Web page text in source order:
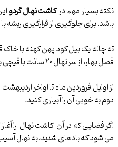
نکته بسیار مهم درکاشت نهال گردو
باشد. برای جلوگیری از قرارگیری ریشه
ته چاله یک بیل کود پهن کهنه با خاک
فصل بهار، از سر نهال ۲۰ سانت با قیچی بزنید و سپس با چسب باغبانی بپوشانید. به این فکر نباشید که نهال کوچک می شود بلکه به فکر رشد خوب اندام های رویشی نهال باشید.
از اوایل فروردین ماه تا اواخر
دوم به خوبی آن را آبیاری کنید.
اگر فضایی که در آن کاشت نهال را
می شود که بادهای شدید، به نهال